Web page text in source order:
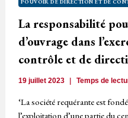
DIRECTION
DU
MARCHÉ
EN
DE
LA
D’UN
LOT
POUVOIR DE DIRECTION ET DE
La responsabilité
d’ouvrage dans
contrôle et de
19 juillet 2023 Temps de
‘La société requérante est
l’exploitation d’une partie du